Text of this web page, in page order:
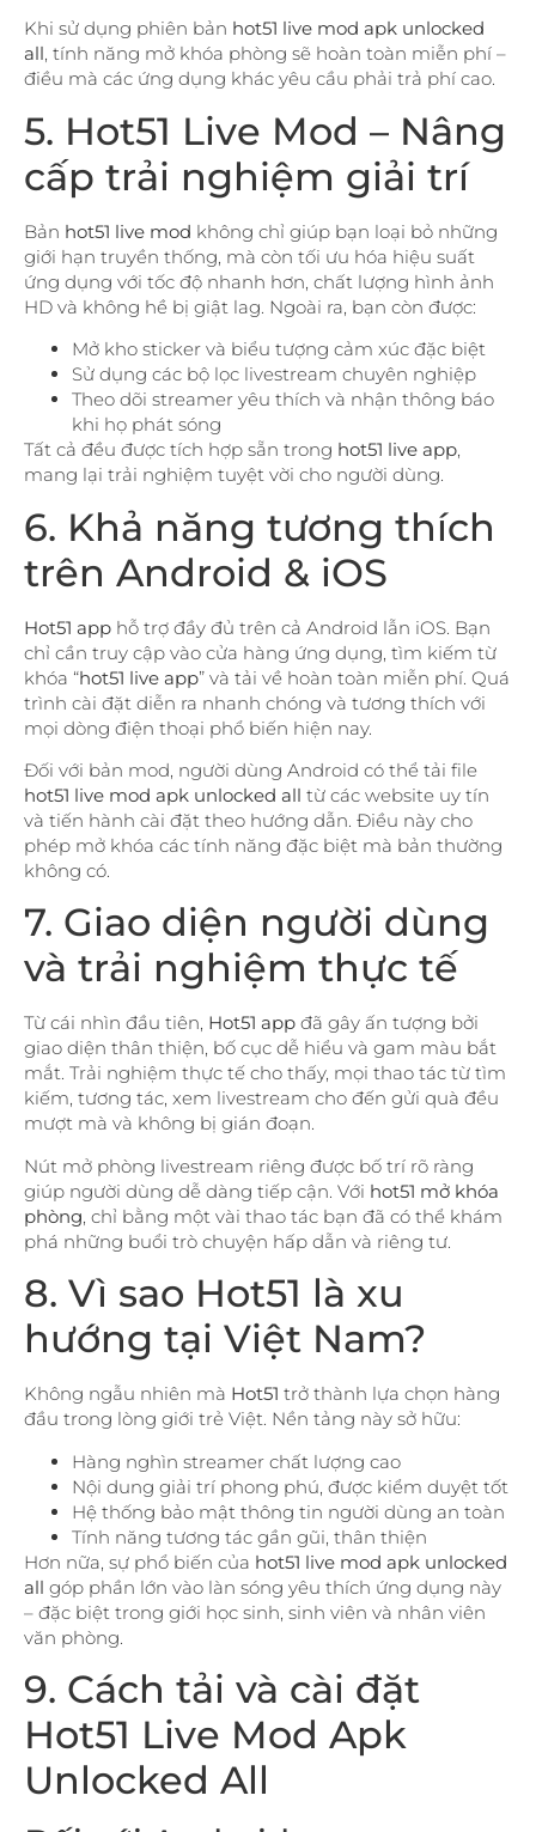
Khi sử dụng phiên bản hot51 live mod apk unlocked
all, tính năng mở khóa phòng sẽ hoàn toàn miễn phí –
điều mà các ứng dụng khác yêu cầu phải trả phí cao.
5. Hot51 Live Mod – Nâng
cấp trải nghiệm giải trí
Bản hot51 live mod không chỉ giúp bạn loại bỏ những
giới hạn truyền thống, mà còn tối ưu hóa hiệu suất
ứng dụng với tốc độ nhanh hơn, chất lượng hình ảnh
HD và không hề bị giật lag. Ngoài ra, bạn còn được:
Mở kho sticker và biểu tượng cảm xúc đặc biệt
Sử dụng các bộ lọc livestream chuyên nghiệp
Theo dõi streamer yêu thích và nhận thông báo
khi họ phát sóng
Tất cả đều được tích hợp sẵn trong hot51 live app,
mang lại trải nghiệm tuyệt vời cho người dùng.
6. Khả năng tương thích
trên Android & iOS
Hot51 app hỗ trợ đầy đủ trên cả Android lẫn iOS. Bạn
chỉ cần truy cập vào cửa hàng ứng dụng, tìm kiếm từ
khóa “hot51 live app” và tải về hoàn toàn miễn phí. Quá
trình cài đặt diễn ra nhanh chóng và tương thích với
mọi dòng điện thoại phổ biến hiện nay.
Đối với bản mod, người dùng Android có thể tải file
hot51 live mod apk unlocked all từ các website uy tín
và tiến hành cài đặt theo hướng dẫn. Điều này cho
phép mở khóa các tính năng đặc biệt mà bản thường
không có.
7. Giao diện người dùng
và trải nghiệm thực tế
Từ cái nhìn đầu tiên, Hot51 app đã gây ấn tượng bởi
giao diện thân thiện, bố cục dễ hiểu và gam màu bắt
mắt. Trải nghiệm thực tế cho thấy, mọi thao tác từ tìm
kiếm, tương tác, xem livestream cho đến gửi quà đều
mượt mà và không bị gián đoạn.
Nút mở phòng livestream riêng được bố trí rõ ràng
giúp người dùng dễ dàng tiếp cận. Với hot51 mở khóa
phòng , chỉ bằng một vài thao tác bạn đã có thể khám
phá những buổi trò chuyện hấp dẫn và riêng tư.
8. Vì sao Hot51 là xu
hướng tại Việt Nam?
Không ngẫu nhiên mà Hot51 trở thành lựa chọn hàng
đầu trong lòng giới trẻ Việt. Nền tảng này sở hữu:
Hàng nghìn streamer chất lượng cao
Nội dung giải trí phong phú, được kiểm duyệt tốt
Hệ thống bảo mật thông tin người dùng an toàn
Tính năng tương tác gần gũi, thân thiện
Hơn nữa, sự phổ biến của hot51 live mod apk unlocked
all góp phần lớn vào làn sóng yêu thích ứng dụng này
– đặc biệt trong giới học sinh, sinh viên và nhân viên
văn phòng.
9. Cách tải và cài đặt
Hot51 Live Mod Apk
Unlocked All